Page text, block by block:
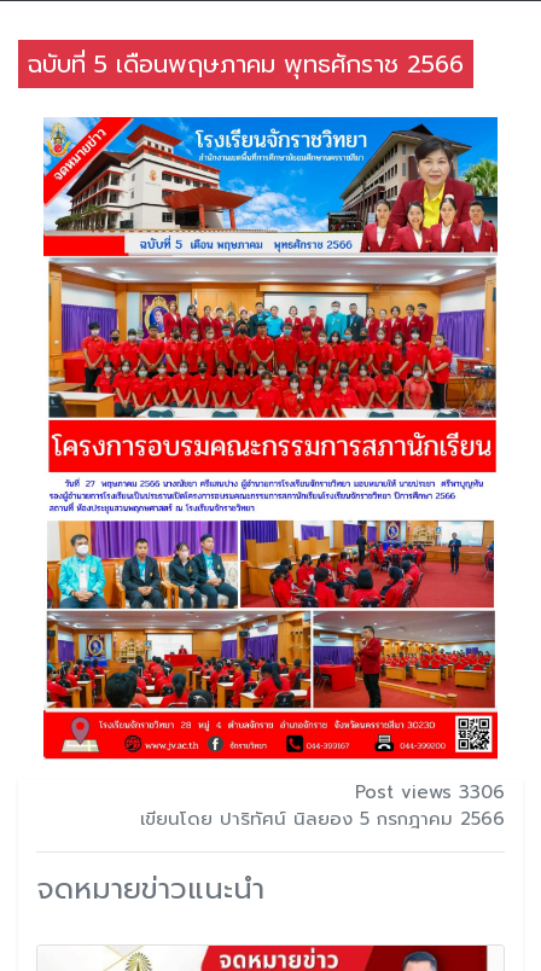
ฉบับที่ 5 เดือนพฤษภาคม พุทธศักราช 2566
Post views 3306
เขียนโดย ปาริทัศน์ นิลยอง 5 กรกฎาคม 2566
จดหมายข่าวแนะนำ